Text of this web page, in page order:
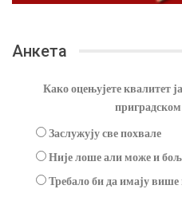
Анкета
Како оцењујете квалитет
приградском
Заслужују све похвале
Није лоше али може и
Требало би да имају више